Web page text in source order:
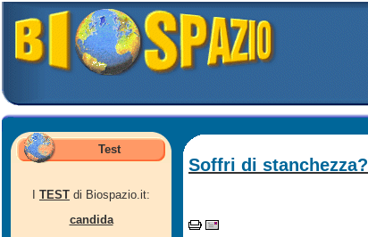
Test
TEST di Biospazio.it:
candida
Soffri di stanchezza?